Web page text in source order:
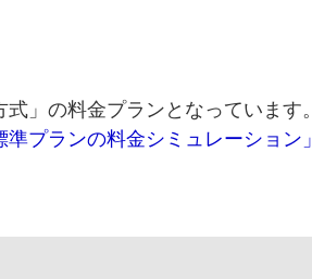
」の料金プランとなっています。
準プランの料金シミュレーション」